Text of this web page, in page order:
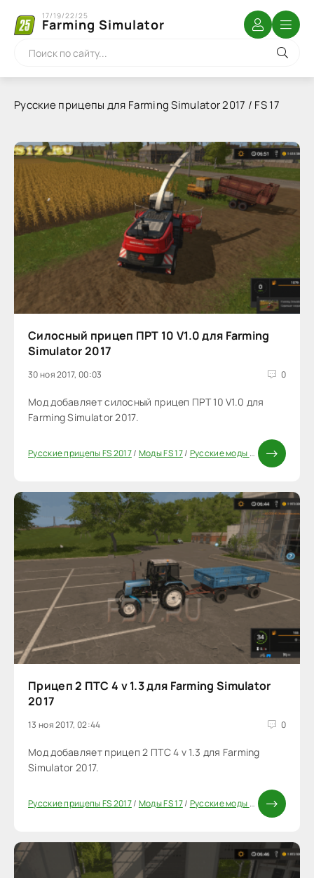
Farming Simulator
17/19/22/25
Русские прицепы для Farming Simulator 2017 / FS 17
Силосный прицеп ПРТ 10 V1.0 для Farming
Simulator 2017
30 ноя 2017, 00:03 0
Мод добавляет силосный прицеп ПРТ 10 V1.0 для
Farming Simulator 2017.
Русские прицепы FS 2017/ Моды FS 17/ Русские моды для FS 17 /
Прицеп 2 ПТС 4 v 1.3 для Farming Simulator
2017
13 ноя 2017, 02:44 0
Мод добавляет прицеп 2 ПТС 4 v 1.3 для Farming
Simulator 2017.
Русские прицепы FS 2017/ Моды FS 17/ Русские моды для FS 17 /